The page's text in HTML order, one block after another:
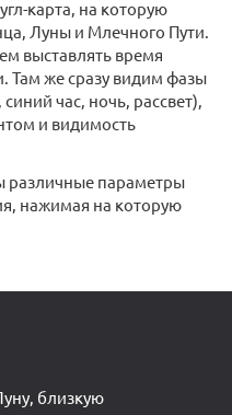
карта, на которую
Луны и Млечного Пути.
выставлять время
Там же сразу видим фазы
час, ночь, рассвет),
и видимость
различные параметры
нажимая на которую
близкую